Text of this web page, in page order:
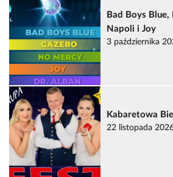
Bad Boys Blue,
Napoli i Joy
3 października
Kabaretowa
22 listopada